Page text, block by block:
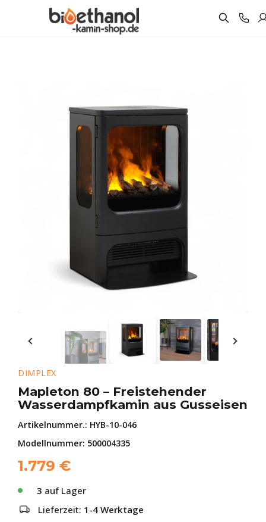
DIMPLEX
Mapleton 80 – Freistehender
Wasserdampfkamin aus Gusseisen
Artikelnummer.: HYB-10-046
Modellnummer: 500004335
1.779 €
3 auf Lager
Lieferzeit: 1-4 Werktage